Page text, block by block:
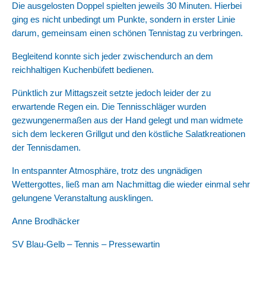
Die ausgelosten Doppel spielten jeweils 30 Minuten. Hierbei
ging es nicht unbedingt um Punkte, sondern in erster Linie
darum, gemeinsam einen schönen Tennistag zu verbringen.
Begleitend konnte sich jeder zwischendurch an dem
reichhaltigen Kuchenbüfett bedienen.
Pünktlich zur Mittagszeit setzte jedoch leider der zu
erwartende Regen ein. Die Tennisschläger wurden
gezwungenermaßen aus der Hand gelegt und man widmete
sich dem leckeren Grillgut und den köstliche Salatkreationen
der Tennisdamen.
In entspannter Atmosphäre, trotz des ungnädigen
Wettergottes, ließ man am Nachmittag die wieder einmal sehr
gelungene Veranstaltung ausklingen.
Anne Brodhäcker
SV Blau-Gelb – Tennis – Pressewartin